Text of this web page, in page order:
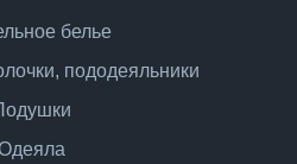
белье
пододеяльники